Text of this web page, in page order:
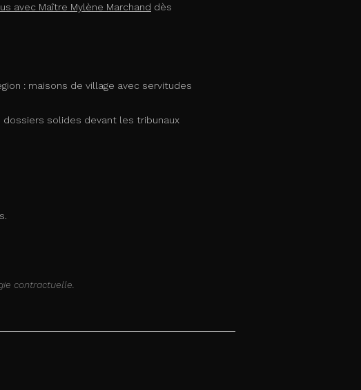
avec Maître Mylène Marchand dès
: maisons de village avec servitudes
solides devant les tribunaux
contractuelle.